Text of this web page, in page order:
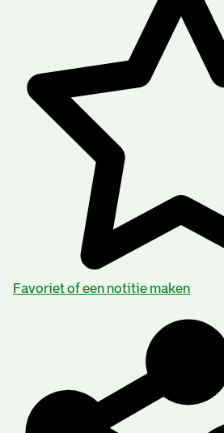
Aanwijzingen voor de gebruiker
Favoriet of een notitie maken